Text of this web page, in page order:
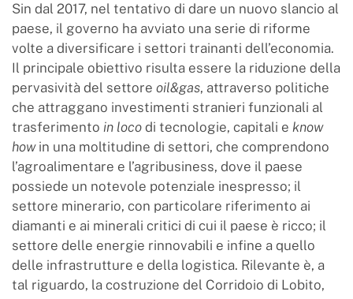
Sin dal 2017, nel tentativo di dare un nuovo slancio al
paese, il governo ha avviato una serie di riforme
volte a diversificare i settori trainanti dell’economia.
Il principale obiettivo risulta essere la riduzione della
pervasività del settore oil&gas, attraverso politiche
che attraggano investimenti stranieri funzionali al
trasferimento in loco di tecnologie, capitali e know
how in una moltitudine di settori, che comprendono
l’agroalimentare e l’agribusiness, dove il paese
possiede un notevole potenziale inespresso; il
settore minerario, con particolare riferimento ai
diamanti e ai minerali critici di cui il paese è ricco; il
settore delle energie rinnovabili e infine a quello
delle infrastrutture e della logistica. Rilevante è, a
tal riguardo, la costruzione del Corridoio di Lobito,